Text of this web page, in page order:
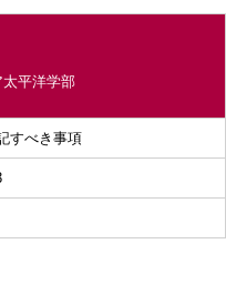
平洋学部
すべき事項